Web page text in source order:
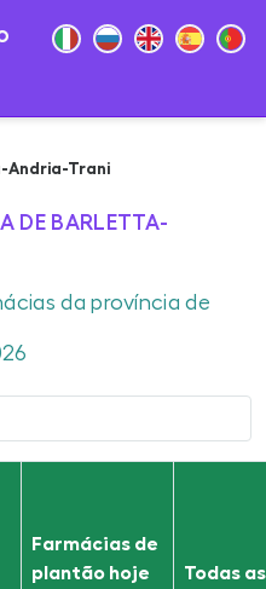
Andria-Trani
DE BARLETTA-
da província de
Farmácias de
plantão hoje
Todas as